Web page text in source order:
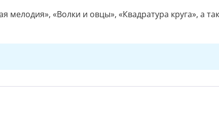
мелодия», «Волки и овцы», «Квадратура круга», а